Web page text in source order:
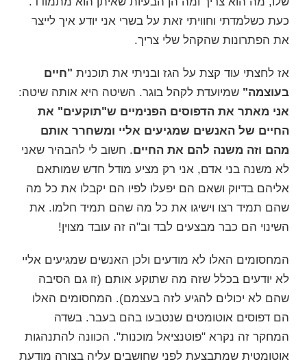
כעת כשלמדתי וחוויתי זאת על בשרי אני יודע איך לייצר
את הפתרונות שהקהל שלי צריך.
אז לחצתי עוד קצת על הגז ובניתי את תוכנית "חיים
בעוצמה" שמיועדת לקהל בוגר. השיטה היא אותה שיטה:
אני מאתר את הדפוסים הפנימיים ש"תוקעים" את
החיים של האנשים שמגיעים אליי ומשחרר אותם
מהם וזה משנה להם את החיים. חשוב לי להבהיר שאני
לא משנה בני אדם, אני רק מציע מודל חדש שמותאם
אליהם בדיוק ושאם הם יפעלו לפיו הם יקבלו את כל מה
שהם תמיד רצו וישיגו את כל מה שהם תמיד חלמו. את
השינוי הם כבר מבצעים לבד וב"ה זה עובד מצוין!
המחסומים האלו לא מודעים ולכן האנשים שמגיעים אליי
לא יודעים בכלל שזה מה שתוקע אותם (זו גם הסיבה
שהם לא יכולים להגיע לזה בעצמם). המחסומים האלו
הם דפוסים אוטומטים שנטבעו בהם בעבר. בשדה
המחקר זה נקרא "פוטנציאל מוכנות". הכוונה להתנהגות
אוטומטית שמתבצעת לפני שחושבים עליה בצורה מודעת